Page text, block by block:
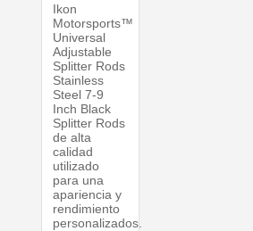
Ikon
Motorsports™
Universal
Adjustable
Splitter Rods
Stainless
Steel 7-9
Inch Black
Splitter Rods
de alta
calidad
utilizado
para una
apariencia y
rendimiento
personalizados.